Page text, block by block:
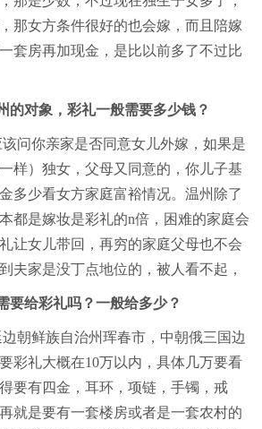
那女方条件很好的也会嫁，而且陪嫁
套房再加现金，是比以前多了不过比
的对象，彩礼一般需要多少钱？
问你亲家是否同意女儿外嫁，如果是
样）独女，父母又同意的，你儿子基
多少看女方家庭富裕情况。温州除了
都是嫁妆是彩礼的n倍，困难的家庭会
让女儿带回，再穷的家庭父母也不会
夫家是没丁点地位的，被人看不起，
要给彩礼吗？一般给多少？
朝鲜族自治州珲春市，中朝俄三国边
彩礼大概在10万以内，具体几万要看
要有四金，耳环，项链，手镯，戒
就是要有一套楼房或者是一套农村的